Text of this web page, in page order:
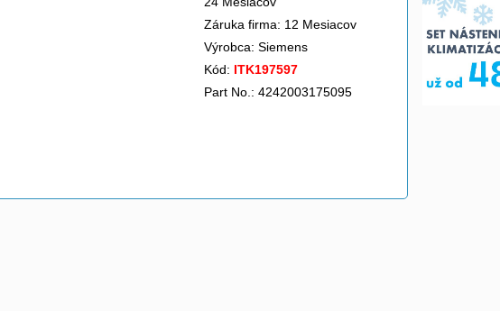
Záruka firma: 12 Mesiacov
Výrobca: Siemens
Kód: ITK197597
Part No.: 4242003175095